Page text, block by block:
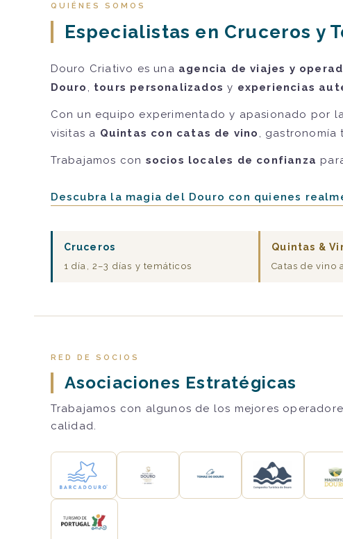
QUIÉNES SOMOS
Especialistas en Cruceros y
Douro Criativo es una agencia de viajes y
Douro , tours personalizados y experiencias
Con un equipo experimentado y apasionado por
visitas a Quintas con catas de vino , gastronomía
Trabajamos con socios locales de confianza
Descubra la magia del Douro con quienes
Cruceros
1 día, 2–3 días y temáticos
Quintas &
Catas de vino
RED DE SOCIOS
Asociaciones Estratégicas
Trabajamos con algunos de los mejores
calidad.